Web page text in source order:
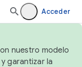
Acceder
nuestro modelo
garantizar la